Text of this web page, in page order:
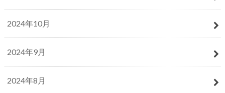
2024年10月
2024年9月
2024年8月